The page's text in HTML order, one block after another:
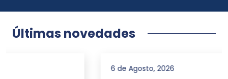
Últimas novedades